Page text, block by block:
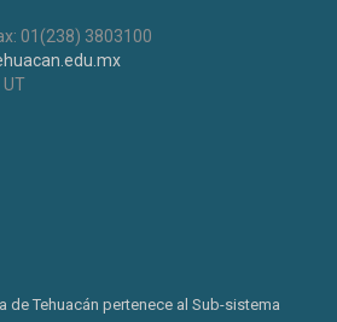
01(238) 3803100
UT
de Tehuacán pertenece al Sub-sistema